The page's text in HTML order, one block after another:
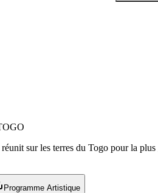
sur les terres du Togo pour la
Programme Artistique